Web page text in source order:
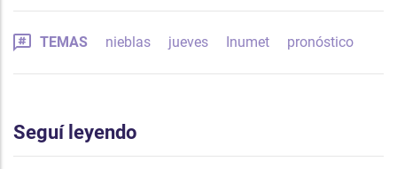
TEMAS nieblas jueves Inumet pronóstico
Seguí leyendo